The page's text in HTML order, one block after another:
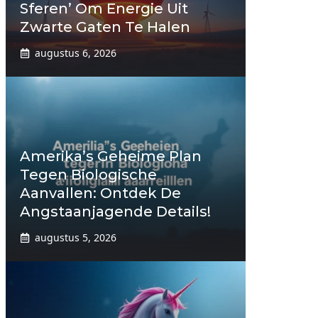
Sferen’ Om Energie Uit
Zwarte Gaten Te Halen
augustus 6, 2026
Amerika’s Geheime Plan
Tegen Biologische
Aanvallen: Ontdek De
Angstaanjagende Details!
augustus 5, 2026